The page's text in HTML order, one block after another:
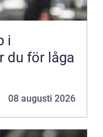
i
du för låga
08 augusti 2026